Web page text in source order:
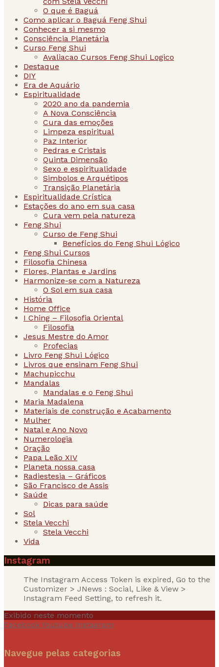
O que é Baguá
Como aplicar o Baguá Feng Shui
Conhecer a si mesmo
Consciência Planetária
Curso Feng Shui
Avaliacao Cursos Feng Shui Logico
Destaque
DIY
Era de Aquário
Espiritualidade
2020 ano da pandemia
A Nova Consciência
Cura das emoções
Limpeza espiritual
Paz Interior
Pedras e Cristais
Quinta Dimensão
Sexo e espiritualidade
Simbolos e Arquétipos
Transição Planetária
Espiritualidade Crística
Estações do ano em sua casa
Cura vem pela natureza
Feng Shui
Curso de Feng Shui
Benefícios do Feng Shui Lógico
Feng Shui Cursos
Filosofia Chinesa
Flores, Plantas e Jardins
Harmonize-se com a Natureza
O Sol em sua casa
História
Home Office
I Ching – Filosofia Oriental
Filosofia
Jesus Mestre do Amor
Profecias
Livro Feng Shui Lógico
Livros que ensinam Feng Shui
Machupicchu
Mandalas
Mandalas e o Feng Shui
Maria Madalena
Materiais de construção e Acabamento
Mulher
Natal e Ano Novo
Numerologia
Oração
Papa Leão XIV
Planeta nossa casa
Radiestesia – Gráficos
São Francisco de Assis
Saúde
Dicas para saúde
Sol
Stela Vecchi
Stela Vecchi
Vida
Instagram
The Instagram Access Token is expired, Go to the
Customizer > JNews : Social, Like & View >
Instagram Feed Setting, to refresh it.
Exibido neste momento
Facebook Youtube Instagram
Navegue pelas categorias